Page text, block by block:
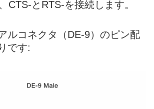
CTS-とRTS-を接続します。
ルコネクタ（DE-9）のピン配
です: